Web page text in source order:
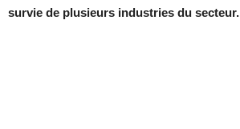
survie de plusieurs industries du secteur.